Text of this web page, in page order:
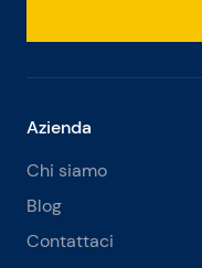
Azienda
Chi siamo
Blog
Contattaci